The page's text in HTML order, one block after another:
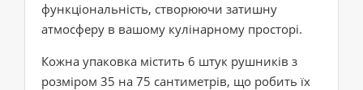
функціональність, створюючи затишну
атмосферу в вашому кулінарному просторі.
Кожна упаковка містить 6 штук рушників з
розміром 35 на 75 сантиметрів, що робить їх